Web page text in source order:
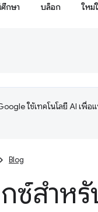
กษา บล็อก ใหม่
ใช้เทคโนโลยี AI เพื่
Blog
ซ์สำห